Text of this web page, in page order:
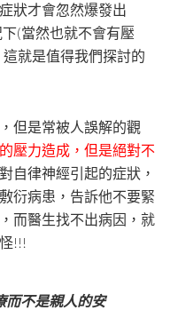
狀才會忽然爆發出
(當然也就不會有壓
就是值得我們探討的
但是常被人誤解的觀
壓力造成，但是絕對不
自律神經引起的症狀，
衍病患，告訴他不要緊
而醫生找不出病因，就
!!!
而不是親人的安